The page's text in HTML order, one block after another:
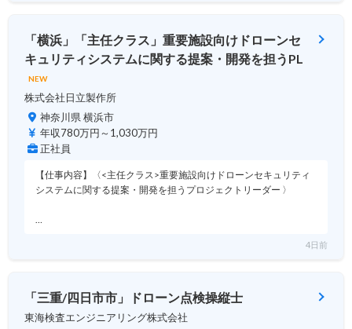
「横浜」「主任クラス」重要施設向けドローンセ
キュリティシステムに関する提案・開発を担うPL
NEW
株式会社日立製作所
神奈川県 横浜市
年収780万円～1,030万円
正社員
【仕事内容】〈<主任クラス>重要施設向けドローンセキュリティ
システムに関する提案・開発を担うプロジェクトリーダー 〉
4日前
「三重/四日市市」ドローン点検操縦士
東海検査エンジニアリング株式会社